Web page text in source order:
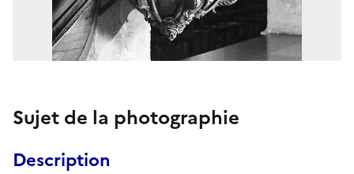
Sujet de la photographie
Description